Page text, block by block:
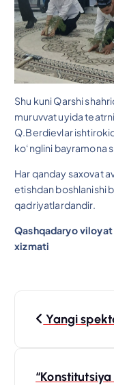
Shu kuni Qarshi
muruvvat uyida
Q.Berdievlar
ko‘nglini bayramona
Har qanday saxovat
etishdan boshlanishi
qadriyatlardandir.
Qashqadaryo
xizmati
Yangi